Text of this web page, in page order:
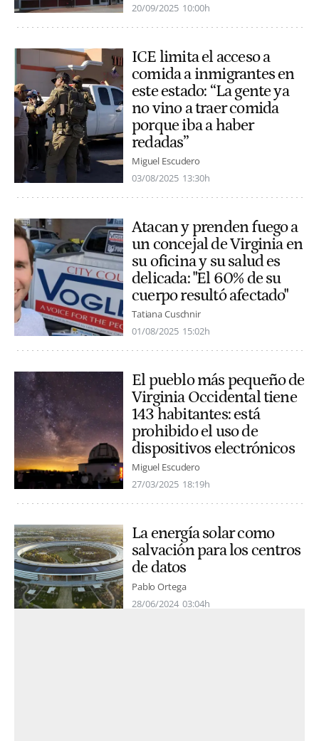
20/09/2025 10:00h
ICE limita el acceso a
comida a inmigrantes en
este estado: “La gente ya
no vino a traer comida
porque iba a haber
redadas”
Miguel Escudero
03/08/2025 13:30h
Atacan y prenden fuego a
un concejal de Virginia en
su oficina y su salud es
delicada: "El 60% de su
cuerpo resultó afectado"
Tatiana Cuschnir
01/08/2025 15:02h
El pueblo más pequeño de
Virginia Occidental tiene
143 habitantes: está
prohibido el uso de
dispositivos electrónicos
Miguel Escudero
27/03/2025 18:19h
La energía solar como
salvación para los centros
de datos
Pablo Ortega
28/06/2024 03:04h